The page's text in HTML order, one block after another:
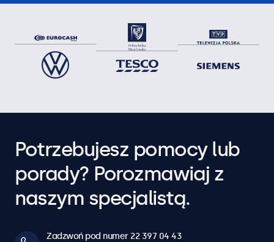
Potrzebujesz pomocy lub
porady? Porozmawiaj z
naszym specjalistą.
Zadzwoń pod numer 22 397 04 43